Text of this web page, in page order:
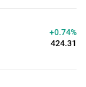
+0.74%
424.29